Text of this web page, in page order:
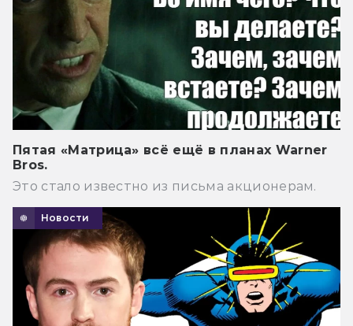
Пятая «Матрица» всё ещё в планах Warner
Bros.
Это стало известно из письма акционерам.
Новости